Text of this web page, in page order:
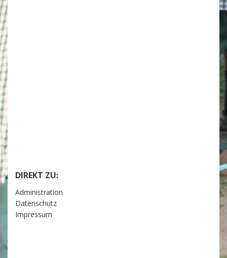
DIREKT ZU:
Administration
Datenschutz
Impressum